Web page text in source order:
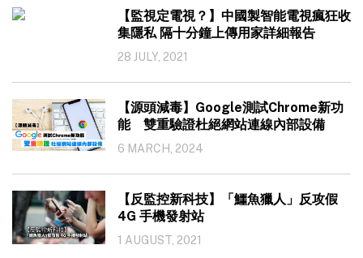
【監視定電視？】中國製智能電視瘋狂收
集隱私 隔十分鐘上傳用家詳細報告
28 JULY, 2021
【源頭減毒】Google測試Chrome新功
能 雙重驗證杜絕網站連線內部設備
6 MARCH, 2024
【反監控新科技】「鱷魚獵人」反攻假
4G 手機發射站
1 AUGUST, 2021